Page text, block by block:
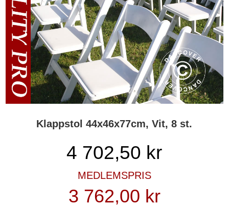
Klappstol 44x46x77cm, Vit, 8 st.
4 702,50 kr
MEDLEMSPRIS
3 762,00 kr